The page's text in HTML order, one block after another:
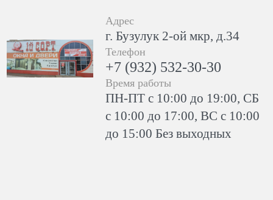
Адрес
г. Бузулук 2-ой мкр, д.34
Телефон
+7 (932) 532-30-30
Время работы
ПН-ПТ с 10:00 до 19:00, СБ
с 10:00 до 17:00, ВС с 10:00
до 15:00 Без выходных